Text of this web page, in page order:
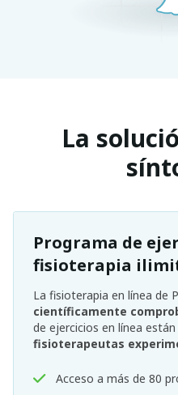
La
Programa de
fisioterapia
La fisioterapia en línea de
científicamente
de ejercicios en línea
fisioterapeutas
Acceso a más de 80